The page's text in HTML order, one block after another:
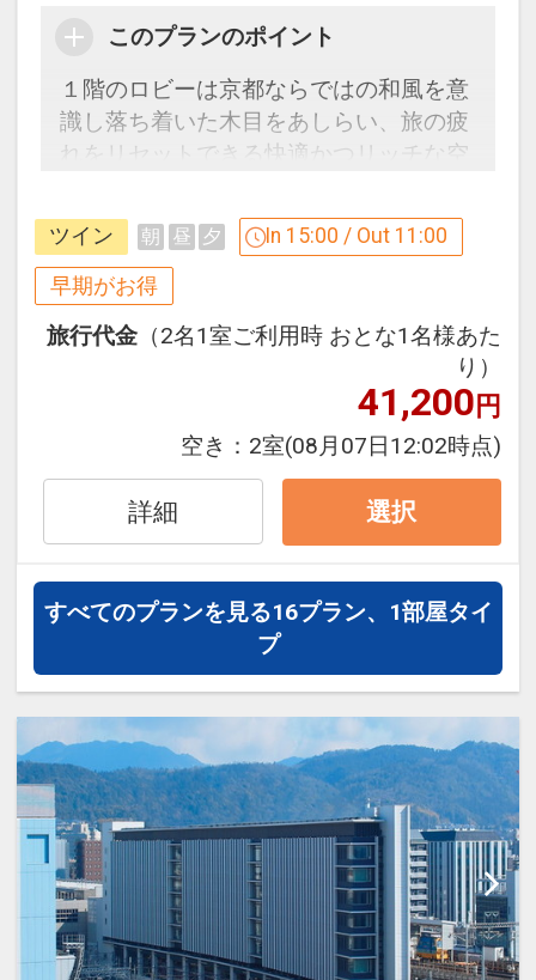
めのうえ、ご予約にお進みください。
設定期間：2026年4月1日～2026年9月
30日
このプランのポイント
１階のロビーは京都ならではの和風を意
識し落ち着いた木目をあしらい、旅の疲
れをリセットできる快適かつリッチな空
完備。
３０日前までのご予約でお得に宿泊！
早期予約限定！３０日前までのご予約が
※本プランは３０日前までの受付限定で
２９日前以降の宿泊条件の変更（部屋、
人数、おとな・こどもの内訳、食事条
件・内容 等）はできません。
「食事なしプラン」と「朝食付プラン」
をご用意しています。
●「食事なしプラン」と「朝食付プラ
※ご覧のページの
【食事条件】をお確か
めのうえ、ご予約にお進みください。
設定期間：2026年4月1日～2026年9月
30日
インターネットコース番号：DP-1-
17451592
ツイン 朝 昼 夕 In 15:00 / Out 11:00
早期がお得
旅行代金 （2名1室ご利用時 おとな1名様あた
り）
41,200円
空き： 2室(08月07日12:02時点)
詳細 選択
すべてのプランを見る16プラン、1部屋タイ
プ